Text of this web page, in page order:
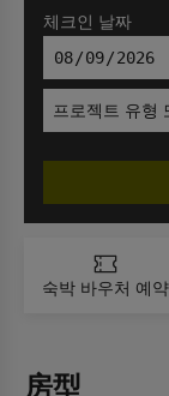
체크인 날짜
프로젝트 유형
숙박 바우처 예약
房型